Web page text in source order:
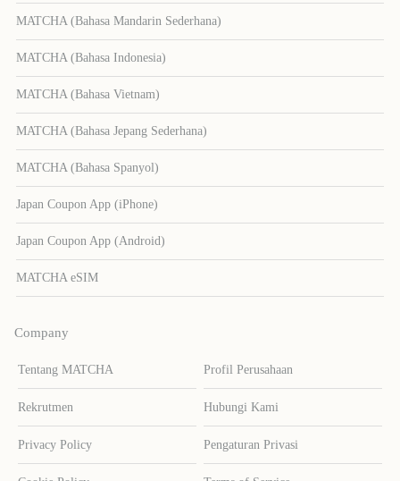
MATCHA (Bahasa Mandarin Sederhana)
MATCHA (Bahasa Indonesia)
MATCHA (Bahasa Vietnam)
MATCHA (Bahasa Jepang Sederhana)
MATCHA (Bahasa Spanyol)
Japan Coupon App (iPhone)
Japan Coupon App (Android)
MATCHA eSIM
Company
Tentang MATCHA Profil Perusahaan
Rekrutmen Hubungi Kami
Privacy Policy Pengaturan Privasi